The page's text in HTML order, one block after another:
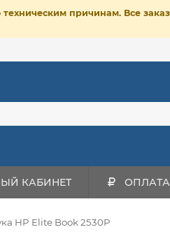
причинам. Все
КАБИНЕТ ОПЛАТА
HP Elite Book 2530P